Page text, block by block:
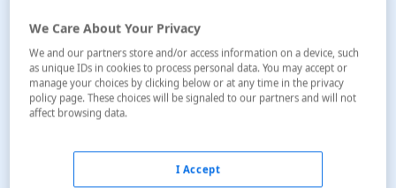
We Care About Your Privacy
We and our partners store and/or access information on a device, such
as unique IDs in cookies to process personal data. You may accept or
manage your choices by clicking below or at any time in the privacy
policy page. These choices will be signaled to our partners and will not
affect browsing data.
I Accept